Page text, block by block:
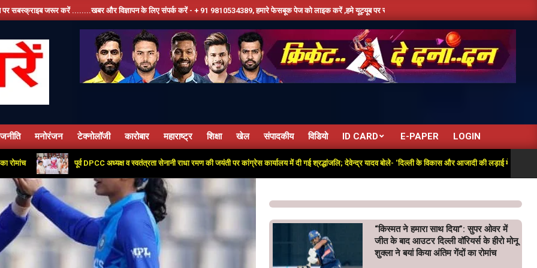
........खबर और विज्ञापन के लिए संपर्क करें - + 91 9810534389, हमारे फेसबूक पेज को लाइक करें ,हमे यूट्यूब पर सबस्क्राइब जरूर करें,दिन भर की तमाम छोटी बड़ी खबरों के लिए बने रहे
Primary
Navigation
मनोरंजन टेक्नोलॉजी कारोबार महाराष्ट्र शिक्षा खेल संपादकीय विडियो ID CARD E-PAPER LOGIN
पूर्व DPCC अध्यक्ष व स्वतंत्रता सेनानी राधा रमण की जयंती पर कांग्रेस कार्यालय में दी गई श्रद्धांजलि; देवेन्द्र यादव बोले- ‘दिल्ली के विकास और आजादी की लड़ाई में अतुलनीय योगदान’
“किस्मत ने हमारा साथ दिया”: सुपर ओवर में
जीत के बाद आउटर दिल्ली वॉरियर्स के हीरो मोनू
शुक्ला ने बयां किया अंतिम गेंदों का रोमांच